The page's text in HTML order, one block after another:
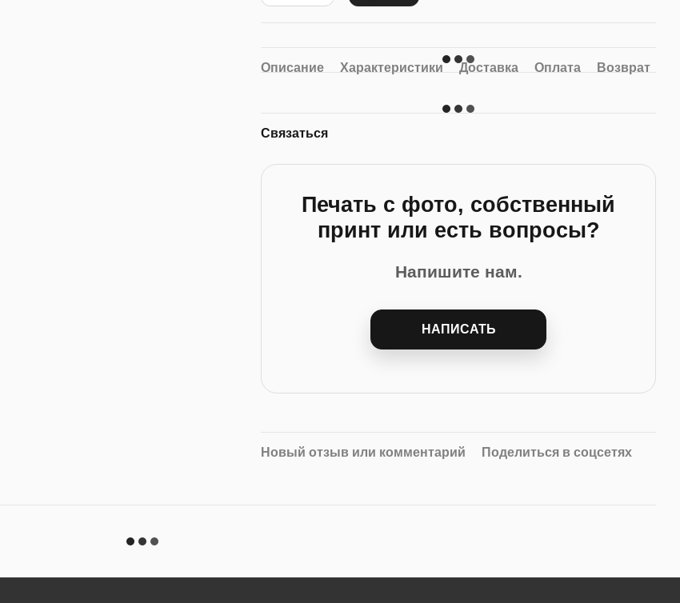
Описание Характеристики Доставка Оплата Возврат
Связаться
Печать с фото, собственный
принт или есть вопросы?
Напишите нам.
НАПИСАТЬ
Новый отзыв или комментарий Поделиться в соцсетях